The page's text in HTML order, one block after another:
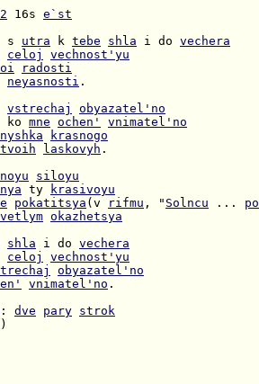
16s e`st
s utra k tebe shla i do vechera
celoj
vechnost'yu
radosti
neyasnosti .
vstrechaj
obyazatel'no
ko mne ochen'
vnimatel'no
krasnogo
tvoih laskovyh .
siloyu
ty
krasivoyu
pokatitsya (v rifmu , " Solncu ...
okazhetsya
shla i do vechera
celoj
vechnost'yu
obyazatel'no
vnimatel'no .
: dve pary strok